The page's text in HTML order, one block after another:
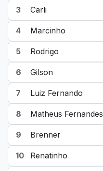
3 Carli
4 Marcinho
5 Rodrigo
6 Gilson
7 Luiz Fernando
8 Matheus Fernandes
9 Brenner
10 Renatinho